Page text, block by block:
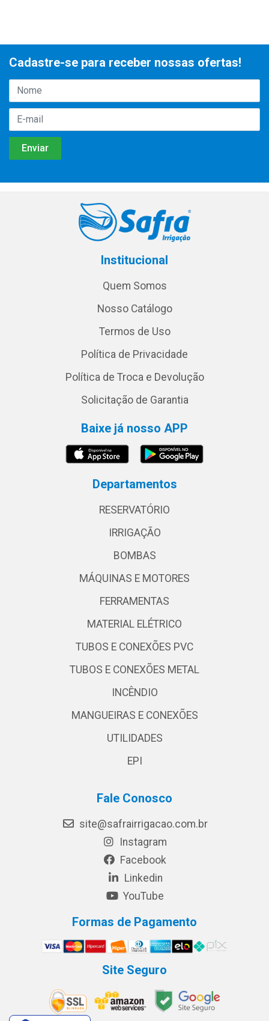
Cadastre-se para receber nossas ofertas!
Institucional
Quem Somos
Nosso Catálogo
Termos de Uso
Política de Privacidade
Política de Troca e Devolução
Solicitação de Garantia
Baixe já nosso APP
Departamentos
RESERVATÓRIO
IRRIGAÇÃO
BOMBAS
MÁQUINAS E MOTORES
FERRAMENTAS
MATERIAL ELÉTRICO
TUBOS E CONEXÕES PVC
TUBOS E CONEXÕES METAL
INCÊNDIO
MANGUEIRAS E CONEXÕES
UTILIDADES
EPI
Fale Conosco
site@safrairrigacao.com.br
Instagram
Facebook
Linkedin
YouTube
Formas de Pagamento
Site Seguro